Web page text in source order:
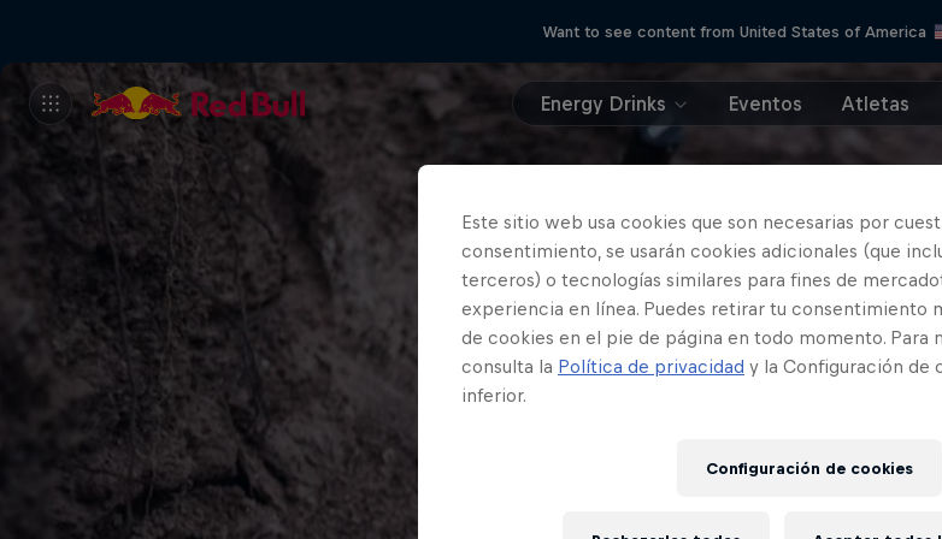
Want to see content from United States of America
Energy Drinks Eventos Atletas
Este sitio web usa cookies que son necesarias por
consentimiento, se usarán cookies adicionales (que
terceros) o tecnologías similares para fines de
experiencia en línea. Puedes retirar tu consentimiento
de cookies en el pie de página en todo momento. Para
consulta la Política de privacidad y la Configuración de
inferior.
Configuración de cookies